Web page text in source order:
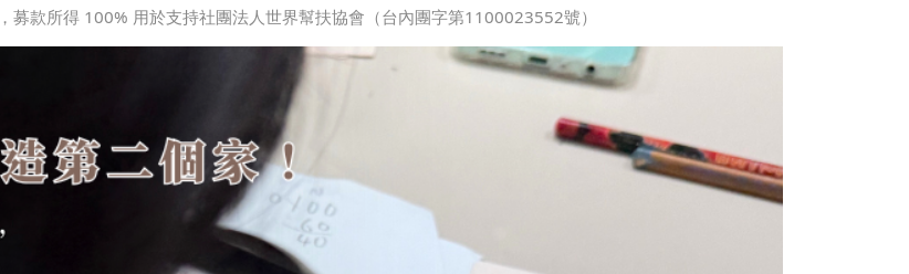
款所得 100% 用於支持社團法人世界幫扶協會（台內團字第1100023552號）